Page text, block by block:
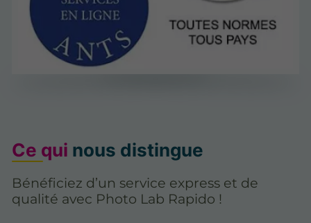
Ce qui nous distingue
Bénéficiez d’un service express et de
qualité avec Photo Lab Rapido !